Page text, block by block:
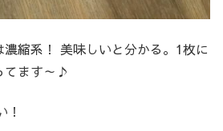
縮系！ 美味しいと分かる。1枚に
てます～♪